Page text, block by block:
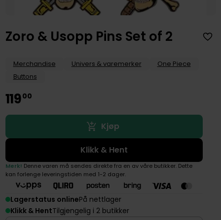
Zoro & Usopp Pins Set of 2
Merchandise Univers & varemerker
One Piece
Buttons
11900
Kjøp
Klikk & Hent
Merk! Denne varen må sendes direkte fra en av våre butikker. Dette
kan forlenge leveringstiden med 1-2 dager.
Lagerstatus onlinePå nettlager
Klikk & HentTilgjengelig i 2 butikker